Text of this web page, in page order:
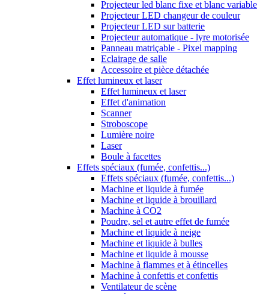
Projecteur led blanc fixe et blanc variable
Projecteur LED changeur de couleur
Projecteur LED sur batterie
Projecteur automatique - lyre motorisée
Panneau matriçable - Pixel mapping
Eclairage de salle
Accessoire et pièce détachée
Effet lumineux et laser
Effet lumineux et laser
Effet d'animation
Scanner
Stroboscope
Lumière noire
Laser
Boule à facettes
Effets spéciaux (fumée, confettis...)
Effets spéciaux (fumée, confettis...)
Machine et liquide à fumée
Machine et liquide à brouillard
Machine à CO2
Poudre, sel et autre effet de fumée
Machine et liquide à neige
Machine et liquide à bulles
Machine et liquide à mousse
Machine à flammes et à étincelles
Machine à confettis et confettis
Ventilateur de scène